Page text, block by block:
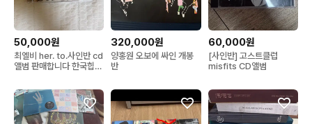
50,000원
최엘비 her. to.사인반 cd
앨범 판매합니다 한국힙합
320,000원
양홍원 오보에 싸인 개봉
반
60,000원
[사인반] 고스트클럽
misfits CD앨범